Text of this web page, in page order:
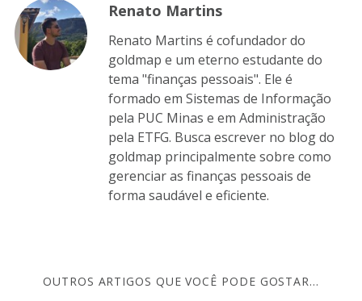
Renato Martins
Renato Martins é cofundador do
goldmap e um eterno estudante do
tema "finanças pessoais". Ele é
formado em Sistemas de Informação
pela PUC Minas e em Administração
pela ETFG. Busca escrever no blog do
goldmap principalmente sobre como
gerenciar as finanças pessoais de
forma saudável e eficiente.
OUTROS ARTIGOS QUE VOCÊ PODE GOSTAR...